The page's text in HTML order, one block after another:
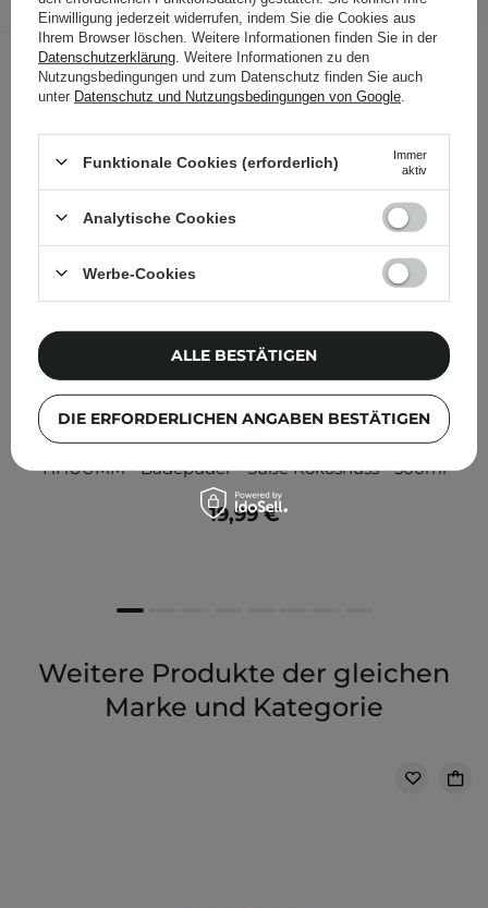
Folgende Produkte wurden von
anderen Kunden geprüft
HHUUMM - Badepuder - Süße Kokosnuss - 500ml
19,99 €
Weitere Produkte der gleichen
Marke und Kategorie
Einwilligung jederzeit widerrufen, indem Sie die Cookies aus
Ihrem Browser löschen. Weitere Informationen finden Sie in der
Datenschutzerklärung . Weitere Informationen zu den
Nutzungsbedingungen und zum Datenschutz finden Sie auch
unter Datenschutz und Nutzungsbedingungen von Google
Funktionale Cookies (erforderlich)
Immer
aktiv
Analytische Cookies
Werbe-Cookies
DIE ERFORDERLICHEN ANGABEN BESTÄTIGEN
ALLE BESTÄTIGEN